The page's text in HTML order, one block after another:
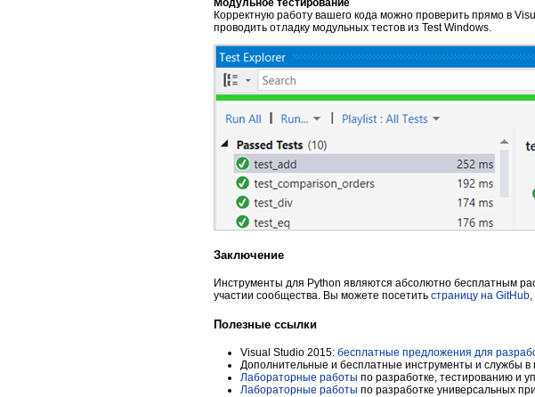
Корректную работу вашего кода можно проверить прямо в
проводить отладку модульных тестов из Test Windows.
Заключение
Инструменты для Python являются абсолютно бесплатным
участии сообщества. Вы можете посетить страницу на GitHub
Полезные ссылки
Visual Studio 2015: бесплатные предложения для
Дополнительные и бесплатные инструменты и службы в
Лабораторные работы по разработке, тестированию и
Лабораторные работы по разработке универсальных